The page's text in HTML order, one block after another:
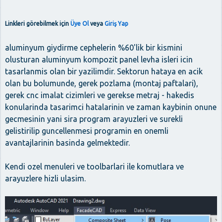
Linkleri görebilmek için Üye Olveya Giriş Yap
aluminyum giydirme cephelerin %60'lik bir kismini
olusturan aluminyum kompozit panel levha isleri icin
tasarlanmis olan bir yazilimdir. Sektorun hataya en acik
olan bu bolumunde, gerek pozlama (montaj paftalari),
gerek cnc imalat cizimleri ve gerekse metraj - hakedis
konularinda tasarimci hatalarinin ve zaman kaybinin onune
gecmesinin yani sira program arayuzleri ve surekli
gelistirilip guncellenmesi programin en onemli
avantajlarinin basinda gelmektedir.
Kendi ozel menuleri ve toolbarlari ile komutlara ve
arayuzlere hizli ulasim.